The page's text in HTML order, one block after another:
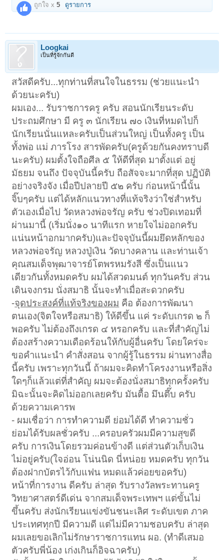
ถูกใจ x5 ดูรายการ
Loogkai
เป็นที่รู้จักกันดี
สวัสดีครับ...ทุกท่านที่สนใจในธรรม (ช่วยแนะนำ
ด้วยนะครับ)
ผมเอง... รับราชการครู ครับ สอนนักเรียนระดับ
ประถมศึกษา มี ครู ๓ นักเรียน ๗๐ เงินที่หมดไปก็
นักเรียนนั่นแหละครับเป็นส่วนใหญ่ เป็นทั้งครู เป็น
ทั้งพ่อ แม่ ภารโรง สารพัดครับ(ครูด้วยกันคงทราบดี
นะครับ) ผมตั้งใจถือศีล ๕ ให้ดีที่สุด มาตั้งแต่ อยู่
มัธยม จนถึง ปัจจุบันนี้ครับ ถือสัจจะมากที่สุด ปฏิบัติ
อย่างจริงจัง เมื่อปีปลายปี ๕๒ ครับ ก่อนหน้านี้นั้น
จิ๊บๆครับ แต่ได้หลักแนวทางที่แท้จริงว่าใช่สำหรับ
ตัวเองเมื่อไป วัดหลวงพ่อจรัญ ครับ ช่วงปิดเทอมที่
ผ่านมานี้ (เริ่มนั่ง๑๐ นาทีแรก หายใจไม่ออกครับ
แน่นหน้าอกมากครับ)และปัจจุบันนี้ผมยึดหลักของ
หลวงพ่อจรัญ หลวงปู่เงิน วัดบางคลาน และท่านเจ้า
คุณสมเด็จพุฒาจารย์โตพรหมรังสี ซึ่งเป็นแนว
เดียวกันทั้งหมดครับ ผมได้สวดมนต์ ทุกวันครับ ส่วน
เดินจงกรม นั่งสมาธิ นั้นจะทำเมื่อสะดวกครับ
-จุดประสงค์ที่แท้จริงของผม คือ ต้องการพัฒนา
ตนเอง(จิตใจหรือสมาธิ) ให้ดีขึ้น แค่ ระดับเกรด ๒ ก็
พอครับ ไม่ต้องถึงเกรด ๔ หรอกครับ และที่สำคัญไม่
ต้องสร้างความเดือดร้อนให้กับผู้อื่นครับ โดยใคร่จะ
ขอคำแนะนำ คำสั่งสอน จากผู้รู้ในธรรม ผ่านทางสื่อ
นี้ครับ เพราะทุกวันนี้ ถ้าผมจะคิดทำโครงงานหรือสิ่ง
ใดๆก็แล้วแต่ที่สำคัญ ผมจะต้องนั่งสมาธิทุกครั้งครับ
มิฉะนั้นจะคิดไม่ออกเลยครับ มันตื้อ มึนตึ๊บ ครับ
ด้วยความเคารพ
- ผมเชื่อว่า การทำความดี ย่อมได้ดี ทำความชั่ว
ย่อมได้รับผลชั่วครับ ...ครอบครัวผมมีความสุขดี
ครับ การเงินโดยรวมค่อนข้างดี แต่ส่วนตัวเก็บเงิน
ไม่อยู่ครับ(ใจอ่อน โน่นนิด นี่หน่อย หมดครับ ทุกวัน
ต้องฝากบัตรไว้กับแฟน หมดแล้วค่อยขอครับ)
หน้าที่การงาน ดีครับ ล่าสุด รับรางวัลพระทานครู
วิทยาศาสตร์ดีเด่น จากสมเด็จพระเทพฯ แต่ขั้นไม่
ขึ้นครับ ส่งนักเรียนแข่งขันชนะเลิศ ระดับเขต ภาค
ประเทศทุกปี มีความดี แต่ไม่มีความชอบครับ ล่าสุด
ผมเลยขอเลิกไม่รักษาราชการแทน ผอ. (ทำดีเสมอ
ตัวครับพี่น้อง เก่งเกินก็อิจฉาครับ)